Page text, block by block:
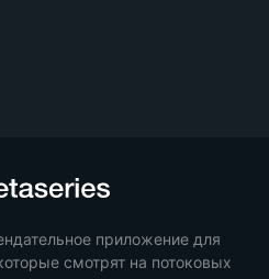
приложение для
смотрят на потоковых